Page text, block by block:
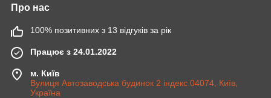
Про нас
100% позитивних з 13 відгуків за рік
Працює з 24.01.2022
м. Київ
Вулиця Автозаводська будинок 2 індекс 04074, Київ,
Україна